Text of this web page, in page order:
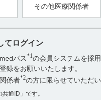
その他医療関係者
てログイン
パス*1の会員システムを採用
録をお願いいたします。
係者*2の方に限らせていただい
通ID」です。
、0.903倍及び1.22倍でした。ま
薬物動態パラメータ（引用10）
ータはありません。（引用12）
ておりませんので、現時点では
3、13）